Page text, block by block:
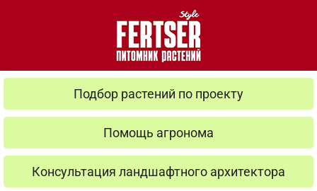
Подбор растений по проекту
Помощь агронома
Консультация ландшафтного архитектора